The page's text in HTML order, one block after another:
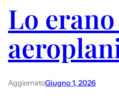
Lo
AggiornatoGiugno 1, 2026